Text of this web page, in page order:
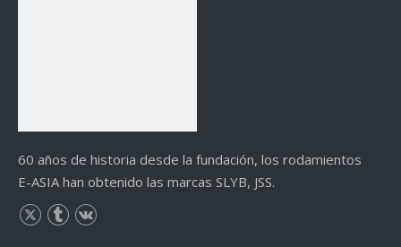
60 años de historia desde la fundación, los rodamientos
E-ASIA han obtenido las marcas SLYB, JSS.